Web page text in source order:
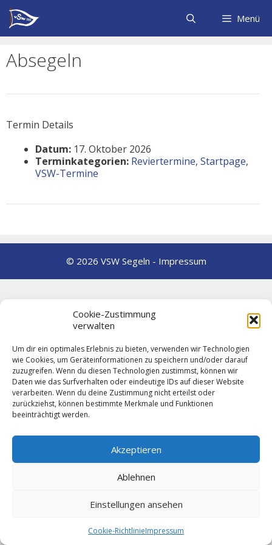
Cookie-Zustimmung
verwalten
Um dir ein optimales Erlebnis zu bieten, verwenden wir Technologien
wie Cookies, um Geräteinformationen zu speichern und/oder darauf
zuzugreifen. Wenn du diesen Technologien zustimmst, können wir
Daten wie das Surfverhalten oder eindeutige IDs auf dieser Website
verarbeiten. Wenn du deine Zustimmung nicht erteilst oder
zurückziehst, können bestimmte Merkmale und Funktionen
beeinträchtigt werden.
Akzeptieren
Ablehnen
Einstellungen ansehen
Cookie-RichtlinieImpressum
Zum
Inhalt
springen
Menü
Absegeln
Termin Details
Datum: 17. Oktober 2026
Terminkategorien: Reviertermine, Startpage,
VSW-Termine
© 2026 VSW Segeln - Impressum